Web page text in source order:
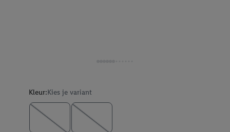
Kleur:Kies je variant